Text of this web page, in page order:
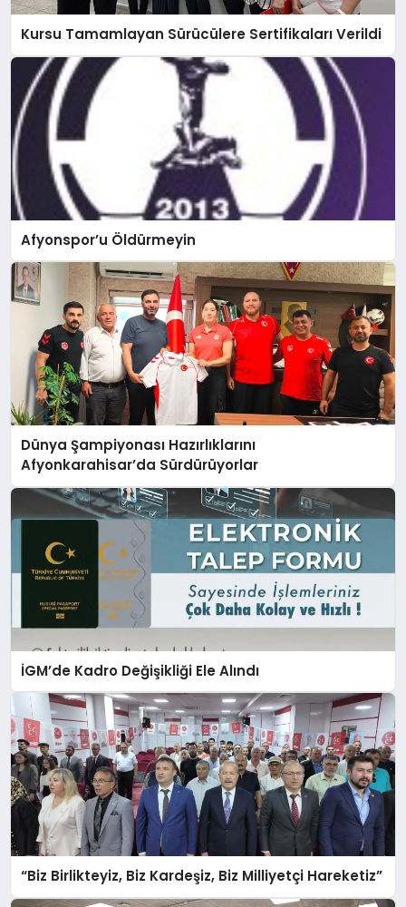
Kursu Tamamlayan Sürücülere Sertifikaları Verildi
Afyonspor’u Öldürmeyin
Dünya Şampiyonası Hazırlıklarını
Afyonkarahisar’da Sürdürüyorlar
İGM’de Kadro Değişikliği Ele Alındı
“Biz Birlikteyiz, Biz Kardeşiz, Biz Milliyetçi Hareketiz”